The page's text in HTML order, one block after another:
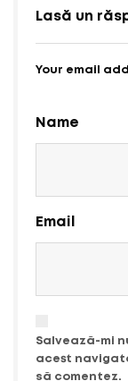
Lasă un
Your email
Name
Email
Salvează-mi
acest
să comentez.